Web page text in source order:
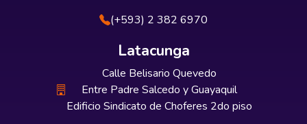
(+593) 2 382 6970
Latacunga
Calle Belisario Quevedo
Entre Padre Salcedo y Guayaquil
Edificio Sindicato de Choferes 2do piso